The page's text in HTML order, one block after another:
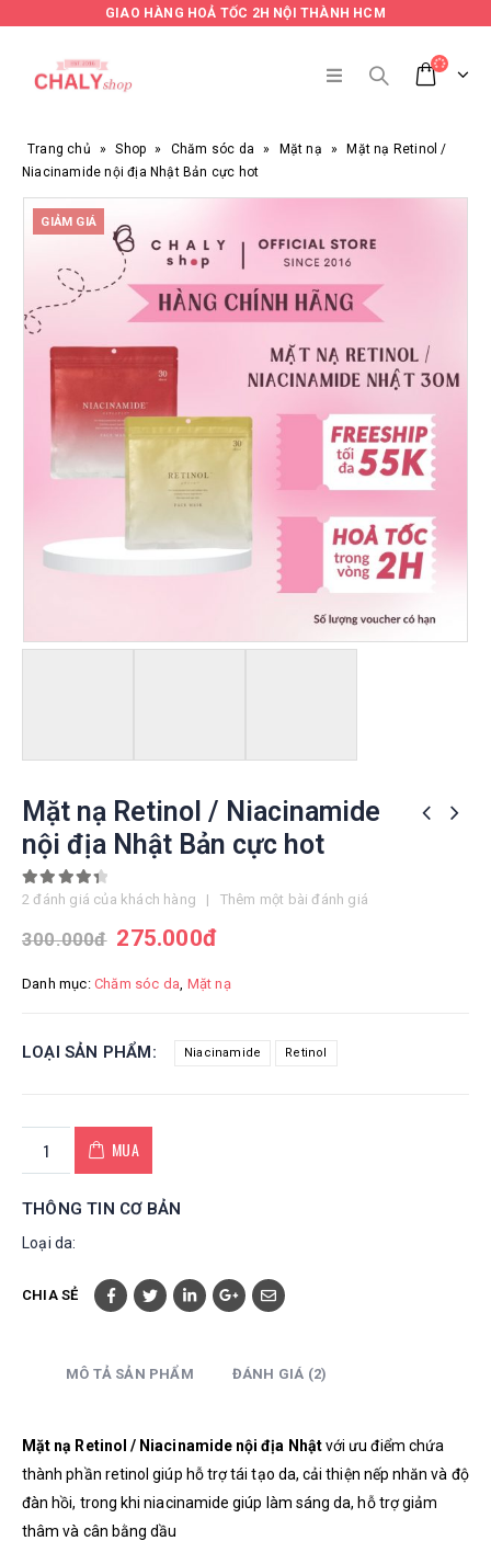
GIAO HÀNG HOẢ TỐC 2H NỘI THÀNH HCM
Trang chủ » Shop » Chăm sóc da » Mặt nạ »
Mặt nạ Retinol /
Niacinamide nội địa Nhật Bản cực hot
GIẢM GIÁ
Mặt nạ Retinol / Niacinamide
nội địa Nhật Bản cực hot
4.50out of 5
2 đánh giá của khách hàng | Thêm một bài đánh giá
300.000đ 275.000đ
Danh mục: Chăm sóc da, Mặt nạ
LOẠI SẢN PHẨM Niacinamide Retinol
MUA
THÔNG TIN CƠ BẢN
Loại da:
CHIA SẺ
MÔ TẢ SẢN PHẨM ĐÁNH GIÁ (2)
Mặt nạ Retinol / Niacinamide nội địa Nhậtvới ưu điểm chứa
thành phần retinol giúp hỗ trợ tái tạo da, cải thiện nếp nhăn và độ
đàn hồi, trong khi niacinamide giúp làm sáng da, hỗ trợ giảm
thâm và cân bằng dầu